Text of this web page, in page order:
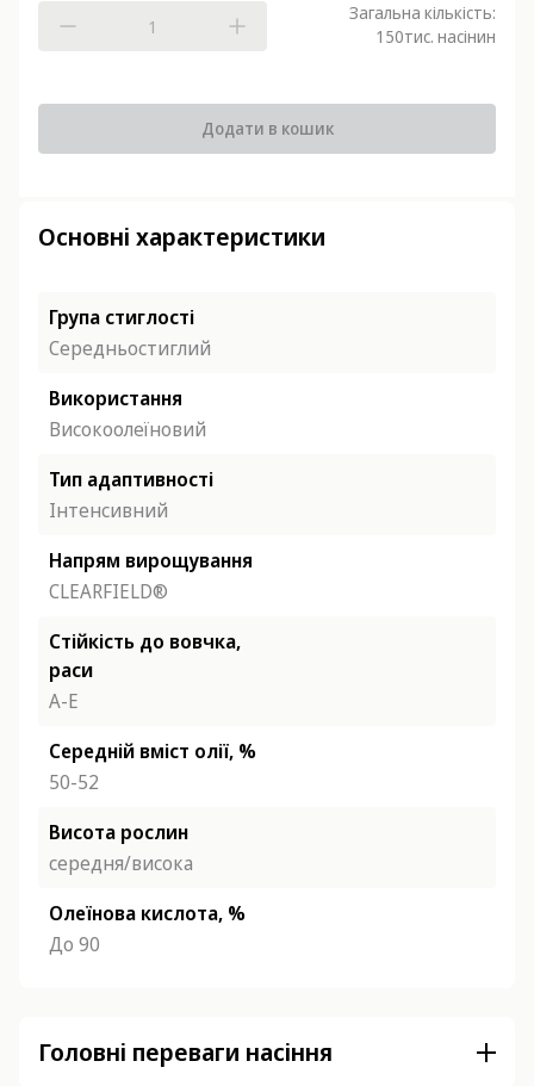
Загальна кількість:
150тис. насінин
Додати в кошик
Основні характеристики
Група стиглості
Середньостиглий
Використання
Високоолеїновий
Тип адаптивності
Інтенсивний
Напрям вирощування
CLEARFIELD®
Стійкість до вовчка,
раси
A-E
Середній вміст олії, %
50-52
Висота рослин
середня/висока
Олеїнова кислота, %
До 90
Головні переваги насіння